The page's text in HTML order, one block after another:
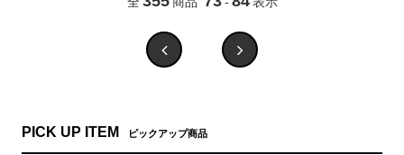
PICK UP ITEM ピックアップ商品